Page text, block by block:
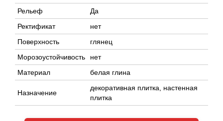
Рельеф
Да
Ректификат
нет
Поверхность
глянец
Морозоустойчивость
нет
Материал
белая глина
Назначение
декоративная плитка, настенная
плитка